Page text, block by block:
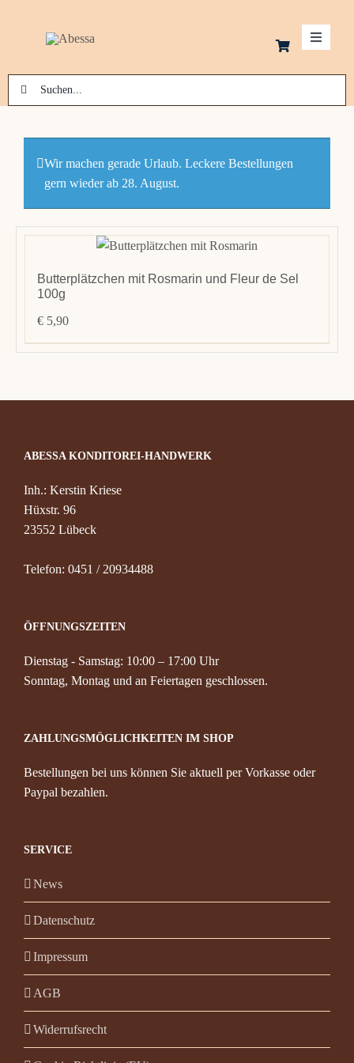
Toggle
Kekse
Suche
nach:
Wir machen gerade Urlaub. Leckere Bestellungen
gern wieder ab 28. August.
Butterplätzchen mit Rosmarin und Fleur de Sel
100g
€ 5,90
ABESSA KONDITOREI-HANDWERK
Inh.: Kerstin Kriese
Hüxstr. 96
23552 Lübeck
Telefon: 0451 / 20934488
ÖFFNUNGSZEITEN
Dienstag - Samstag: 10:00 – 17:00 Uhr
Sonntag, Montag und an Feiertagen geschlossen.
ZAHLUNGSMÖGLICHKEITEN IM SHOP
Bestellungen bei uns können Sie aktuell per Vorkasse oder
Paypal bezahlen.
SERVICE
News
Datenschutz
Impressum
AGB
Widerrufsrecht